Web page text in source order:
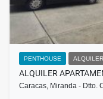
PENTHOUSE ALQUILER
ALQUILER
Caracas, Miranda - Dtto.